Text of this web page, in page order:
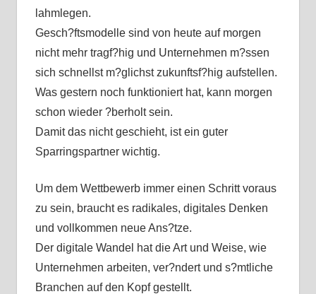
lahmlegen.
Gesch?ftsmodelle sind von heute auf morgen
nicht mehr tragf?hig und Unternehmen m?ssen
sich schnellst m?glichst zukunftsf?hig aufstellen.
Was gestern noch funktioniert hat, kann morgen
schon wieder ?berholt sein.
Damit das nicht geschieht, ist ein guter
Sparringspartner wichtig.
Um dem Wettbewerb immer einen Schritt voraus
zu sein, braucht es radikales, digitales Denken
und vollkommen neue Ans?tze.
Der digitale Wandel hat die Art und Weise, wie
Unternehmen arbeiten, ver?ndert und s?mtliche
Branchen auf den Kopf gestellt.